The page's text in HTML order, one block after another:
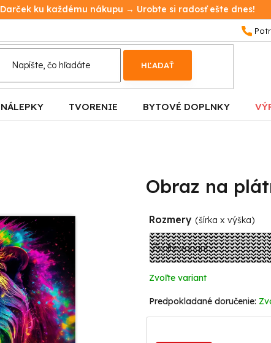
Darček ku každému nákupu → Urobte si radosť ešte dnes!
HĽADAŤ
NÁLEPKY TVORENIE BYTOVÉ DOPLNKY
Obraz na
Rozmery (šírka x výška)
Zvoľte variant